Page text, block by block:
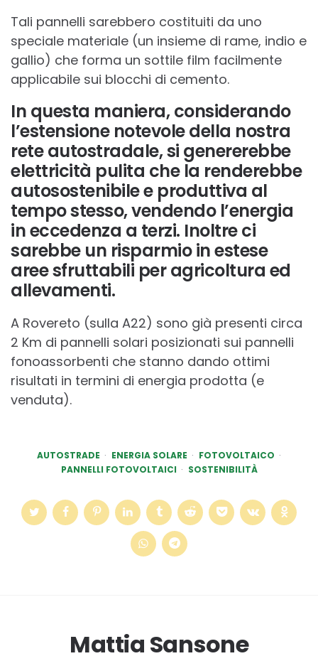
Tali pannelli sarebbero costituiti da uno
speciale materiale (un insieme di rame, indio e
gallio) che forma un sottile film facilmente
applicabile sui blocchi di cemento.
In questa maniera, considerando
l’estensione notevole della nostra
rete autostradale, si genererebbe
elettricità pulita che la renderebbe
autosostenibile e produttiva al
tempo stesso, vendendo l’energia
in eccedenza a terzi. Inoltre ci
sarebbe un risparmio in estese
aree sfruttabili per agricoltura ed
allevamenti.
A Rovereto (sulla A22) sono già presenti circa
2 Km di pannelli solari posizionati sui pannelli
fonoassorbenti che stanno dando ottimi
risultati in termini di energia prodotta (e
venduta).
AUTOSTRADE ENERGIA SOLARE
FOTOVOLTAICO
PANNELLI FOTOVOLTAICI
SOSTENIBILITÀ
Mattia Sansone